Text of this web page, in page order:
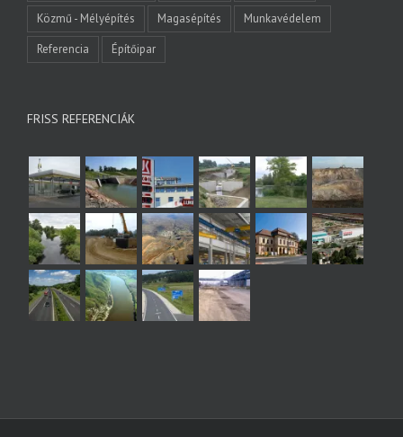
Közmű - Mélyépítés
Magasépítés
Munkavédelem
Referencia
Építőipar
FRISS REFERENCIÁK